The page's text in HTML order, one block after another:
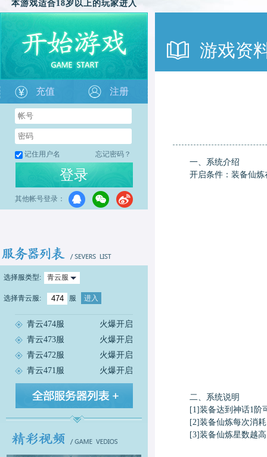
本游戏适合18岁以上的玩家进入
充值 注册
记住用户名 忘记密码？
登录
其他帐号登录：
选择服类型: 青云服
选择青云服: 服 进入
火爆开启
青云474服
火爆开启
青云473服
火爆开启
青云472服
火爆开启
青云471服
游戏资
一、系统介绍
开启条件：装备仙炼
二、系统说明
[1]装备达到神话1阶可
[2]装备仙炼每次消耗1
[3]装备仙炼星数越高